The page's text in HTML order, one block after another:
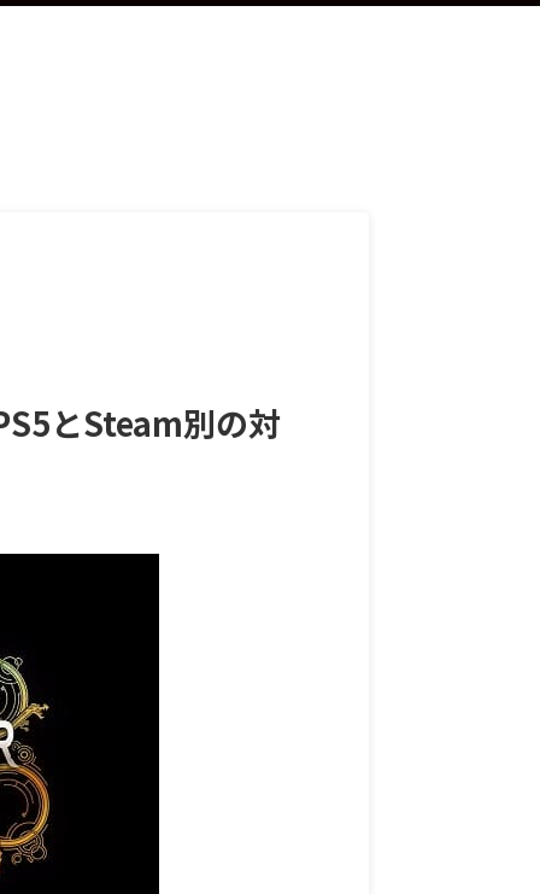
とSteam別の対